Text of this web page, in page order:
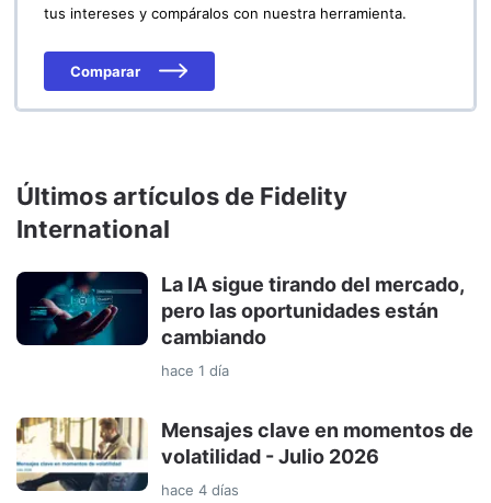
tus intereses y compáralos con nuestra herramienta.
Comparar
Últimos artículos de Fidelity
International
La IA sigue tirando del mercado,
pero las oportunidades están
cambiando
hace 1 día
Mensajes clave en momentos de
volatilidad - Julio 2026
hace 4 días